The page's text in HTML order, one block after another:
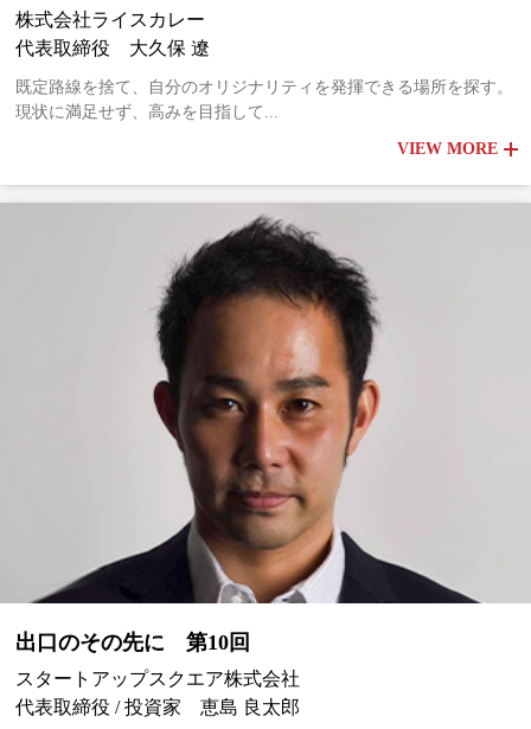
株式会社ライスカレー
代表取締役 大久保 遼
既定路線を捨て、自分のオリジナリティを発揮できる場所を探す。
現状に満足せず、高みを目指して...
VIEW MORE
出口のその先に 第10回
スタートアップスクエア株式会社
代表取締役 / 投資家 恵島 良太郎